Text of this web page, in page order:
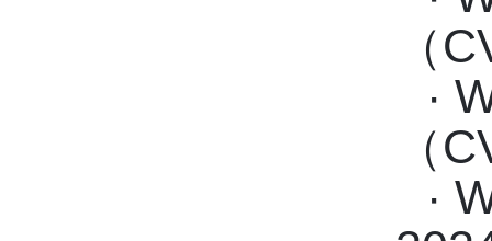
（
·
（
·